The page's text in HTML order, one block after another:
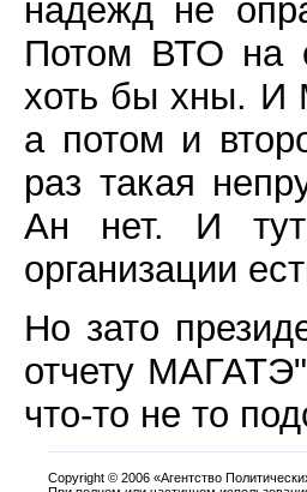
надежд не
Потом ВТО на
хоть бы хны. И
а потом и
раз такая
Ан нет. И
организации
Но зато
отчету
что-то не то
Copyright © 2006 «Агентство